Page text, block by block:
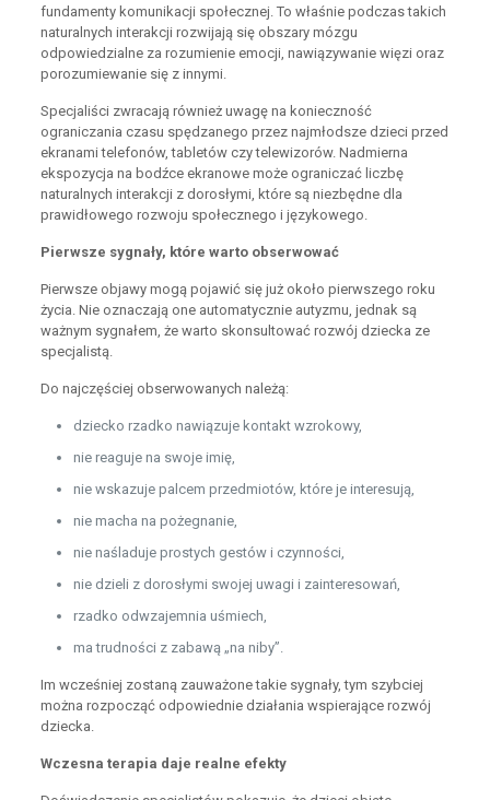
fundamenty komunikacji społecznej. To właśnie podczas takich
naturalnych interakcji rozwijają się obszary mózgu
odpowiedzialne za rozumienie emocji, nawiązywanie więzi oraz
porozumiewanie się z innymi.
Specjaliści zwracają również uwagę na konieczność
ograniczania czasu spędzanego przez najmłodsze dzieci przed
ekranami telefonów, tabletów czy telewizorów. Nadmierna
ekspozycja na bodźce ekranowe może ograniczać liczbę
naturalnych interakcji z dorosłymi, które są niezbędne dla
prawidłowego rozwoju społecznego i językowego.
Pierwsze sygnały, które warto obserwować
Pierwsze objawy mogą pojawić się już około pierwszego roku
życia. Nie oznaczają one automatycznie autyzmu, jednak są
ważnym sygnałem, że warto skonsultować rozwój dziecka ze
specjalistą.
Do najczęściej obserwowanych należą:
dziecko rzadko nawiązuje kontakt wzrokowy,
nie reaguje na swoje imię,
nie wskazuje palcem przedmiotów, które je interesują,
nie macha na pożegnanie,
nie naśladuje prostych gestów i czynności,
nie dzieli z dorosłymi swojej uwagi i zainteresowań,
rzadko odwzajemnia uśmiech,
ma trudności z zabawą „na niby”.
Im wcześniej zostaną zauważone takie sygnały, tym szybciej
można rozpocząć odpowiednie działania wspierające rozwój
dziecka.
Wczesna terapia daje realne efekty